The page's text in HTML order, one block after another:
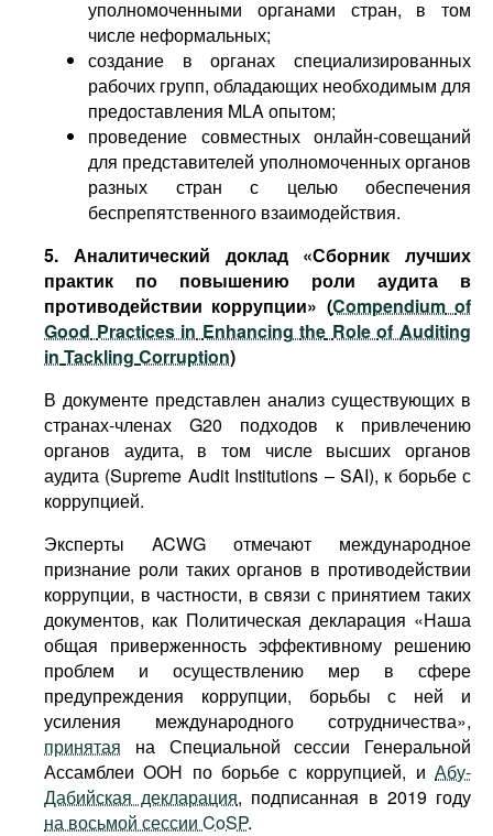
уполномоченными органами стран, в том
числе неформальных;
создание в органах специализированных
рабочих групп, обладающих необходимым для
предоставления MLA опытом;
проведение совместных онлайн-совещаний
для представителей уполномоченных органов
разных стран с целью обеспечения
беспрепятственного взаимодействия.
5. Аналитический доклад «Сборник лучших
практик по повышению роли аудита в
противодействии коррупции» (Compendium of
Good Practices in Enhancing the Role of Auditing
in Tackling Corruption)
В документе представлен анализ существующих в
странах-членах G20 подходов к привлечению
органов аудита, в том числе высших органов
аудита (Supreme Audit Institutions – SAI), к борьбе с
коррупцией.
Эксперты ACWG отмечают международное
признание роли таких органов в противодействии
коррупции, в частности, в связи с принятием таких
документов, как Политическая декларация «Наша
общая приверженность эффективному решению
проблем и осуществлению мер в сфере
предупреждения коррупции, борьбы с ней и
усиления международного сотрудничества»,
принятая на Специальной сессии Генеральной
Ассамблеи ООН по борьбе с коррупцией, и Абу-
Дабийская декларация, подписанная в 2019 году
на восьмой сессии CoSP.